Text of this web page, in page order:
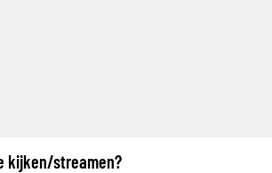
kijken/streamen?